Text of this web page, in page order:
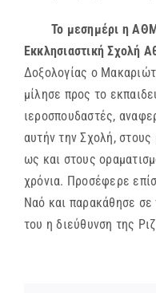
Το μεσημέρι η
Εκκλησιαστική Σχολή
Δοξολογίας ο
μίλησε προς το
ιεροσπουδαστές,
αυτήν την Σχολή,
ως και στους
χρόνια. Προσέφερε
Ναό και παρακάθησε
του η διεύθυνση της